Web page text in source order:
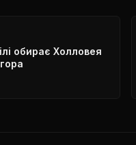
обирає Холловея